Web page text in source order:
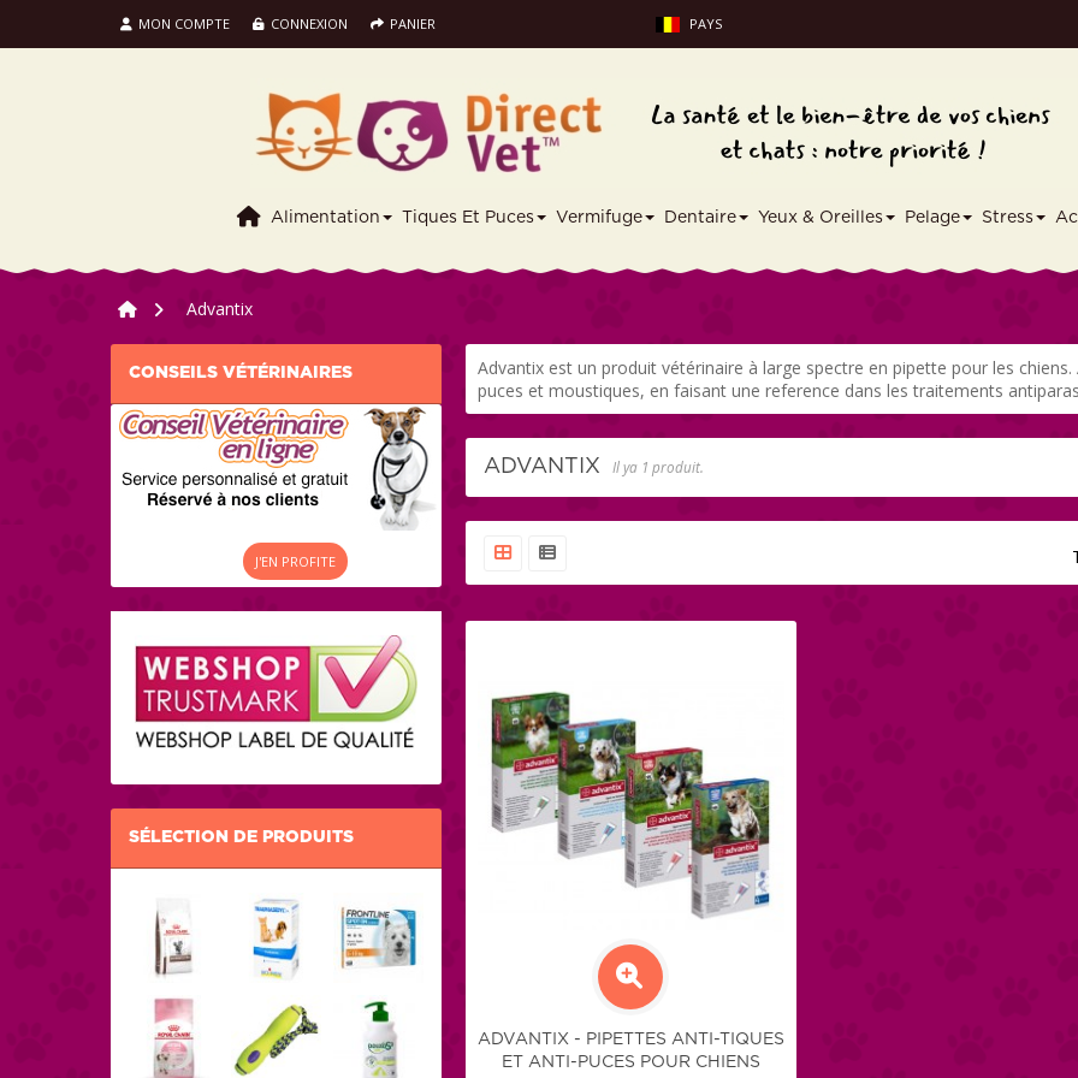
MON COMPTE CONNEXION PANIER PAYS
Alimentation Tiques Et Puces Vermifuge Dentaire Yeux & Oreilles Pelage Stress
> Advantix
CONSEILS VÉTÉRINAIRES
J'EN PROFITE
SÉLECTION DE PRODUITS
Advantix est un produit vétérinaire à large spectre en pipette pour les
puces et moustiques, en faisant une reference dans les traitements
ADVANTIX Il ya 1 produit.
ADVANTIX - PIPETTES ANTI-TIQUES
ET ANTI-PUCES POUR CHIENS